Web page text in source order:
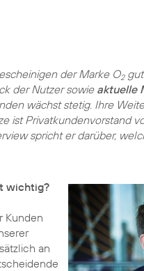
der Marke O2
der Nutzer sowie aktuelle
wächst stetig. Ihre
ist Privatkundenvorstand
spricht er darüber,
wichtig?
Kunden
an